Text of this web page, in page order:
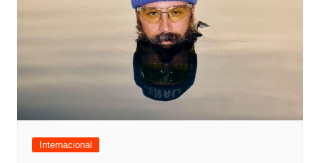
Internacional